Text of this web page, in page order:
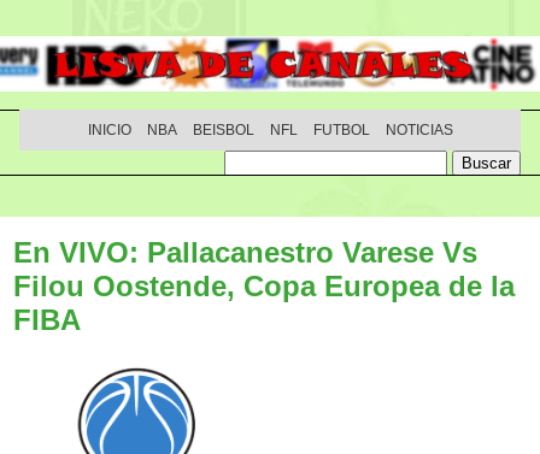
INICIO NBA BEISBOL NFL FUTBOL NOTICIAS
En VIVO: Pallacanestro Varese Vs
Filou Oostende, Copa Europea de la
FIBA